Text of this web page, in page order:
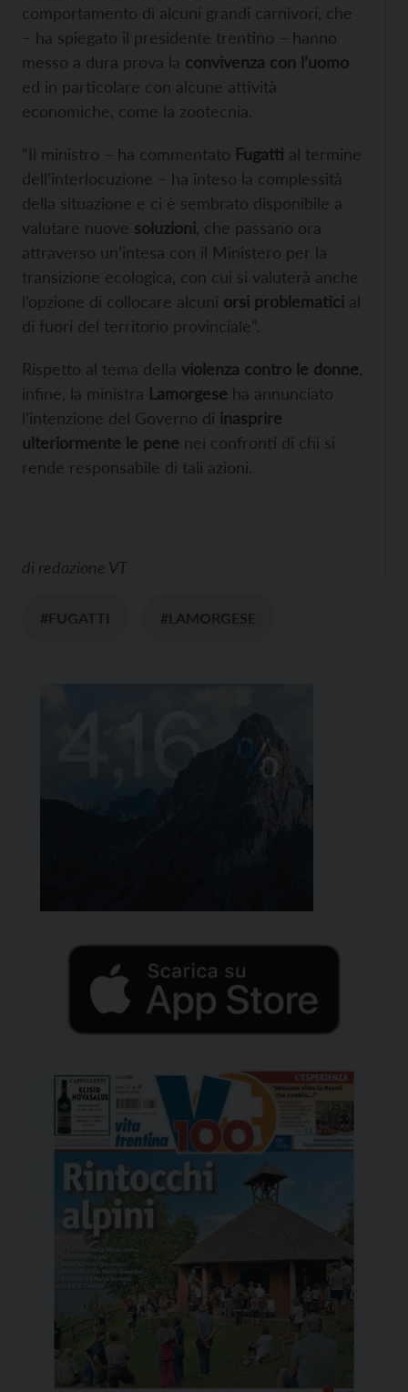
comportamento di alcuni grandi carnivori, che
– ha spiegato il presidente trentino – hanno
messo a dura prova la convivenza con l’uomo
ed in particolare con alcune attività
economiche, come la zootecnia.
“Il ministro – ha commentato Fugatti al termine
dell’interlocuzione – ha inteso la complessità
della situazione e ci è sembrato disponibile a
valutare nuove soluzioni , che passano ora
attraverso un’intesa con il Ministero per la
transizione ecologica, con cui si valuterà anche
l’opzione di collocare alcuni orsi problematici al
di fuori del territorio provinciale”.
Rispetto al tema della violenza contro le donne
infine, la ministra Lamorgese ha annunciato
l’intenzione del Governo di inasprire
ulteriormente le pene nei confronti di chi si
rende responsabile di tali azioni.
di redazione VT
#FUGATTI #LAMORGESE